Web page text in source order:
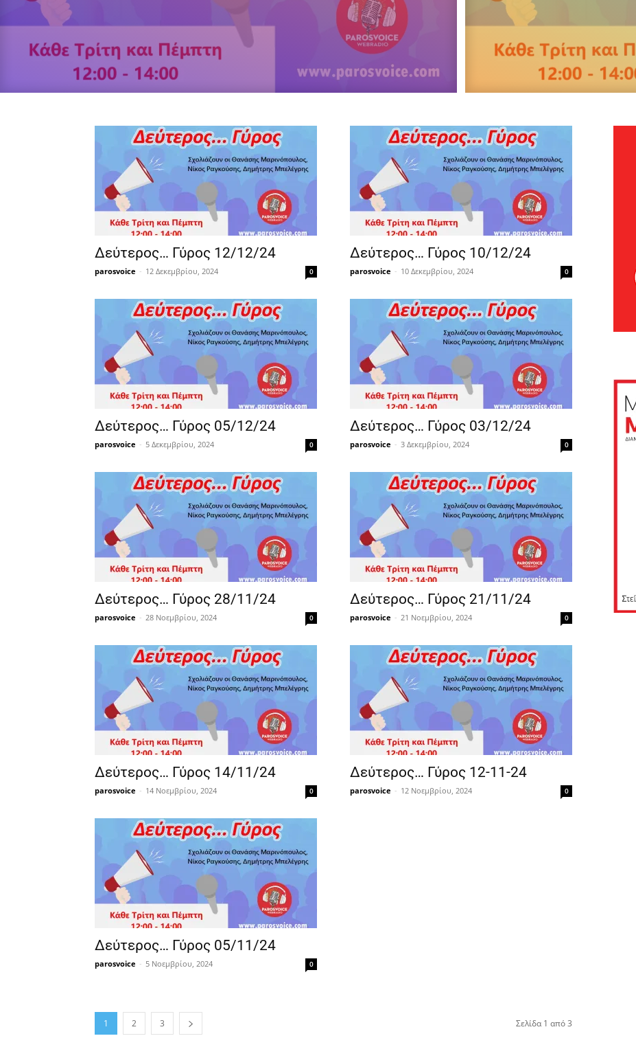
Δεύτερος… Γύρος 12/12/24
parosvoice - 12 Δεκεμβρίου, 2024 0
Δεύτερος… Γύρος 10/12/24
parosvoice - 10 Δεκεμβρίου, 2024 0
Δεύτερος… Γύρος 05/12/24
parosvoice - 5 Δεκεμβρίου, 2024 0
Δεύτερος… Γύρος 03/12/24
parosvoice - 3 Δεκεμβρίου, 2024 0
Δεύτερος… Γύρος 28/11/24
parosvoice - 28 Νοεμβρίου, 2024 0
Δεύτερος… Γύρος 21/11/24
parosvoice - 21 Νοεμβρίου, 2024 0
Δεύτερος… Γύρος 14/11/24
parosvoice - 14 Νοεμβρίου, 2024 0
Δεύτερος… Γύρος 12-11-24
parosvoice - 12 Νοεμβρίου, 2024 0
Δεύτερος… Γύρος 05/11/24
parosvoice - 5 Νοεμβρίου, 2024 0
1 2 3 Σελίδα 1 από 3